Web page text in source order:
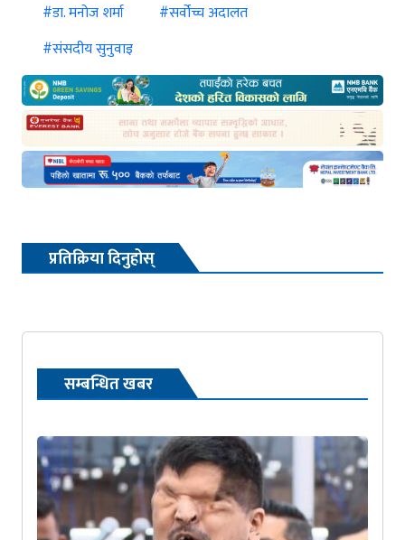
#डा. मनोज शर्मा
#सर्वोच्च अदालत
#संसदीय सुनुवाइ
प्रतिक्रिया दिनुहोस्
सम्बन्धित खबर